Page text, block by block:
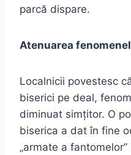
parcă dispare.
Atenuarea
Localnicii povestesc
biserici pe deal,
diminuat simțitor. O
biserica a dat în fine
„armate a